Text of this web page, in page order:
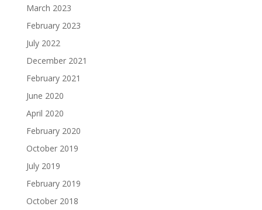
March 2023
February 2023
July 2022
December 2021
February 2021
June 2020
April 2020
February 2020
October 2019
July 2019
February 2019
October 2018